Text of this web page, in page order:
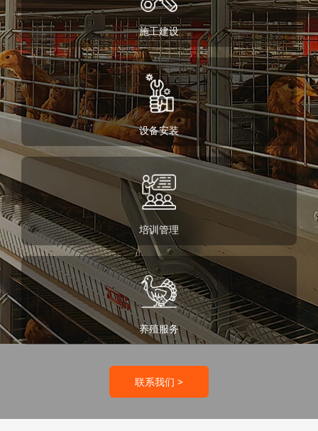
施工建设
设备安装
培训管理
养殖服务
联系我们 >